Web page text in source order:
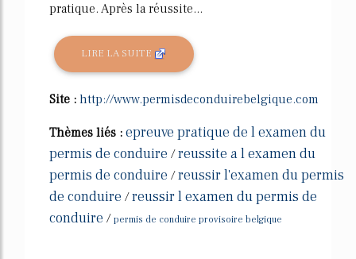
pratique. Après la réussite...
LIRE LA SUITE
Site : http://www.permisdeconduirebelgique.com
Thèmes liés : epreuve pratique de l examen du
permis de conduire /reussite a l examen du
permis de conduire /reussir l'examen du permis
de conduire /reussir l examen du permis de
conduire / permis de conduire provisoire belgique